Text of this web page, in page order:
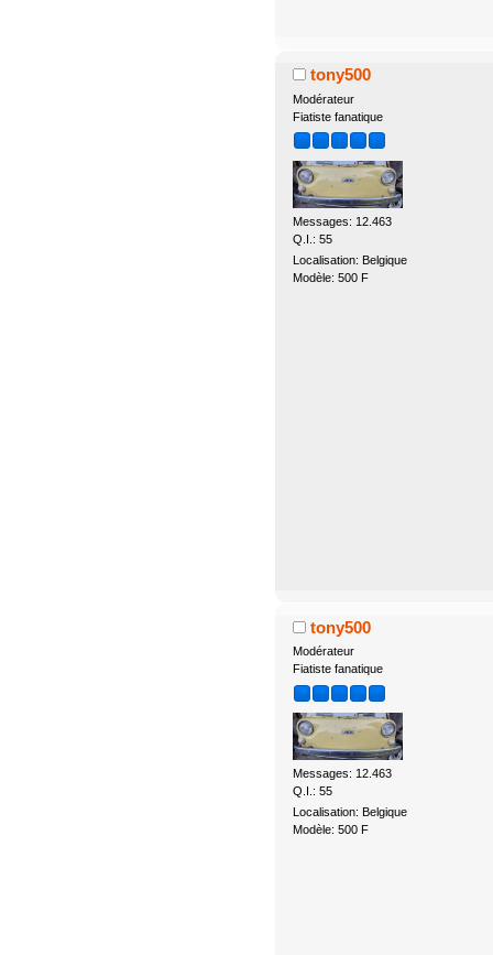
tony500
Modérateur
Fiatiste fanatique
Messages: 12.463
Q.I.: 55
Localisation: Belgique
Modèle: 500 F
tony500
Modérateur
Fiatiste fanatique
Messages: 12.463
Q.I.: 55
Localisation: Belgique
Modèle: 500 F